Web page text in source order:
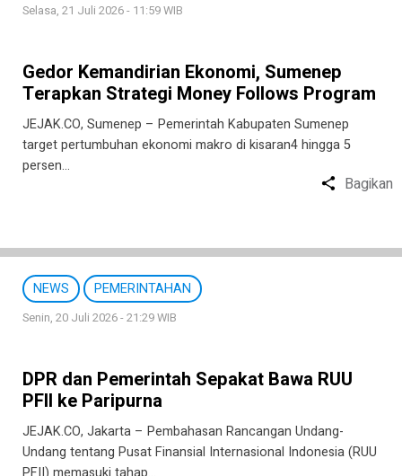
Selasa, 21 Juli 2026 - 11:59 WIB
Gedor Kemandirian Ekonomi, Sumenep
Terapkan Strategi Money Follows Program
JEJAK.CO, Sumenep – Pemerintah Kabupaten Sumenep
target pertumbuhan ekonomi makro di kisaran4 hingga 5
persen…
Bagikan
NEWS PEMERINTAHAN
Senin, 20 Juli 2026 - 21:29 WIB
DPR dan Pemerintah Sepakat Bawa RUU
PFII ke Paripurna
JEJAK.CO, Jakarta – Pembahasan Rancangan Undang-
Undang tentang Pusat Finansial Internasional Indonesia (RUU